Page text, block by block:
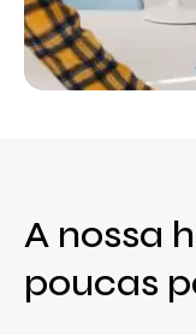
A nossa
poucas